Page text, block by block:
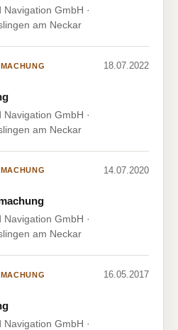
GmbH ·
am Neckar
18.07.2022
GmbH ·
am Neckar
14.07.2020
GmbH ·
am Neckar
16.05.2017
GmbH ·